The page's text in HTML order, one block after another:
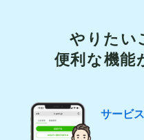
やりたい
便利な機能
サービ